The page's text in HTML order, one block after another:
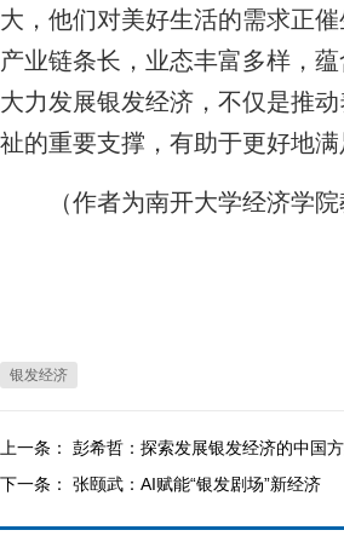
大，他们对美好生活的需求正
产业链条长，业态丰富多样，
大力发展银发经济，不仅是推
祉的重要支撑，有助于更好地
（作者为南开大学经济学院
银发经济
上一条： 彭希哲：探索发展银发经济的中国
下一条： 张颐武：AI赋能“银发剧场”新经济